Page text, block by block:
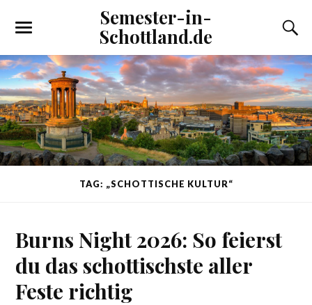
Semester-in-
Schottland.de
TAG: „SCHOTTISCHE KULTUR“
Burns Night 2026: So feierst
du das schottischste aller
Feste richtig